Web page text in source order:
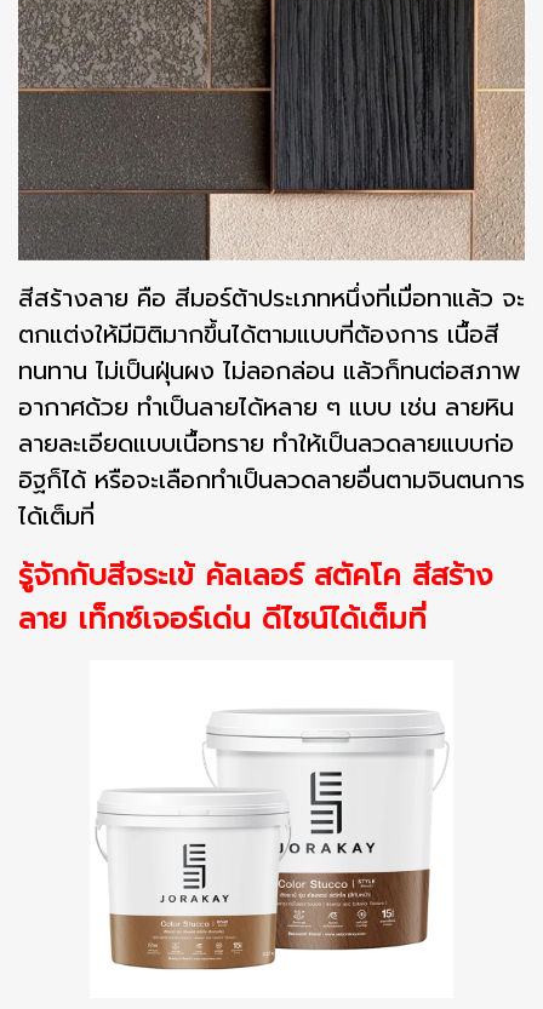
สีสร้างลาย คือ สีมอร์ต้าประเภทหนึ่งที่เมื่อทาแล้ว จะ
ตกแต่งให้มีมิติมากขึ้นได้ตามแบบที่ต้องการ เนื้อสี
ทนทาน ไม่เป็นฝุ่นผง ไม่ลอกล่อน แล้วก็ทนต่อสภาพ
อากาศด้วย ทำเป็นลายได้หลาย ๆ แบบ เช่น ลายหิน
ลายละเอียดแบบเนื้อทราย ทำให้เป็นลวดลายแบบก่อ
อิฐก็ได้ หรือจะเลือกทำเป็นลวดลายอื่นตามจินตนการ
ได้เต็มที่
รู้จักกับสีจระเข้ คัลเลอร์ สตัคโค สีสร้าง
ลาย เท็กซ์เจอร์เด่น ดีไซน์ได้เต็มที่